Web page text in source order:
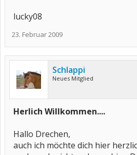
lucky08
23. Februar 2009
Schlappi
Neues Mitglied
Herlich Willkommen....
Hallo Drechen,
auch ich möchte dich hier